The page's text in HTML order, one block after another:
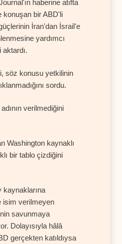
haberine atıfta
konuşan bir ABD'li
İran'dan İsrail'e
yardımcı
söz konusu yetkilinin
sordu.
verilmediğini
Washington kaynaklı
bir tablo çizdiğini
kaynaklarına
isim verilmeyen
savunmaya
Dolayısıyla hâlâ
gerçekten katıldıysa